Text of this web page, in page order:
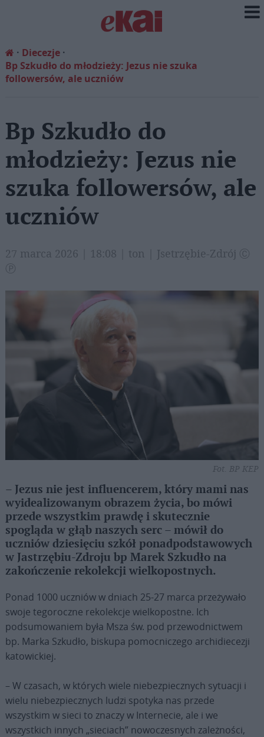
Diecezje
Bp Szkudło do młodzieży: Jezus nie szuka
followersów, ale uczniów
Bp Szkudło do
młodzieży: Jezus nie
szuka followersów, ale
uczniów
27 marca 2026 | 18:08 | ton | Jsetrzębie-Zdrój Ⓒ
Ⓟ
Fot. BP KEP
– Jezus nie jest influencerem, który mami nas
wyidealizowanym obrazem życia, bo mówi
przede wszystkim prawdę i skutecznie
spogląda w głąb naszych serc – mówił do
uczniów dziesięciu szkół ponadpodstawowych
w Jastrzębiu-Zdroju bp Marek Szkudło na
zakończenie rekolekcji wielkopostnych.
Ponad 1000 uczniów w dniach 25-27 marca przeżywało
swoje tegoroczne rekolekcje wielkopostne. Ich
podsumowaniem była Msza św. pod przewodnictwem
bp. Marka Szkudło, biskupa pomocniczego archidiecezji
katowickiej.
– W czasach, w których wiele niebezpiecznych sytuacji i
wielu niebezpiecznych ludzi spotyka nas przede
wszystkim w sieci to znaczy w Internecie, ale i we
wszystkich innych „sieciach” nowoczesnych zależności,